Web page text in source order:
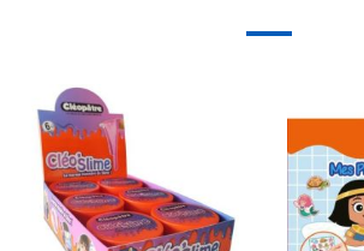
12.6 g
DESCRIPTIF